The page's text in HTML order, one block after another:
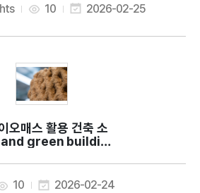
10 2026-02-25
green buildin
resources as
10 2026-02-24